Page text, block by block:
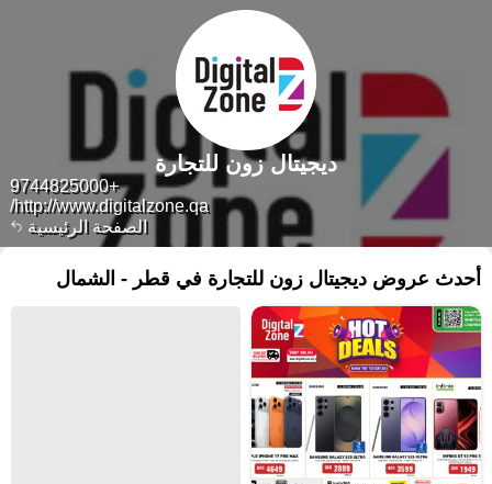
الصفحة الرئيسية
+9744825000
http://www.digitalzone.qa/
ديجيتال زون للتجارة
أحدث عروض ديجيتال زون للتجارة في قطر - الشمال